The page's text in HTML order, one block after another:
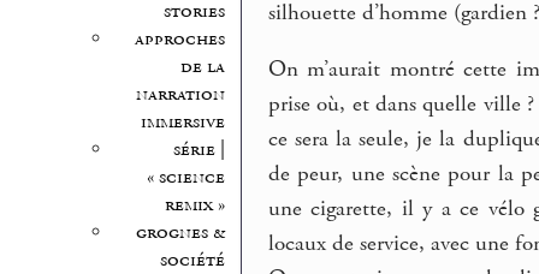
stories
approches
de la
narration
immersive
série |
« science
remix »
grognes &
société
silhouette d’homme (gardien
On m’aurait montré cette
prise où, et dans quelle ville
ce sera la seule, je la
de peur, une scène pour la
une cigarette, il y a ce vélo
locaux de service, avec une